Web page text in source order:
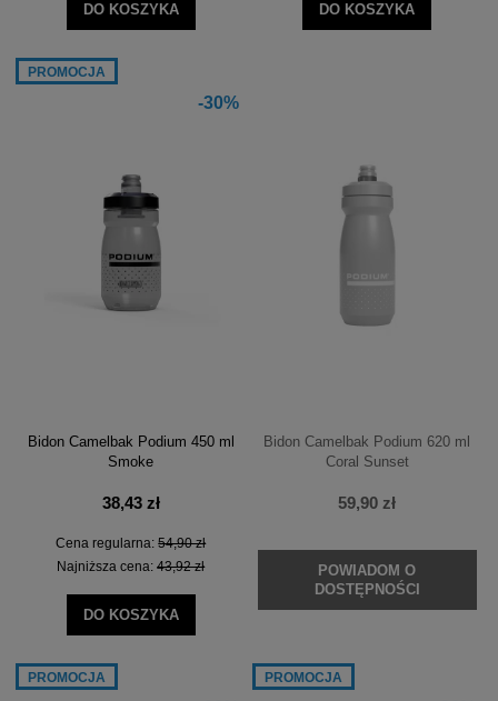
DO KOSZYKA DO KOSZYKA
-30%
Bidon Camelbak Podium 450 ml
Smoke
38,43 zł
Cena regularna:54,90 zł
Najniższa cena:43,92 zł
DO KOSZYKA
PROMOCJA
Bidon Camelbak Podium 620 ml
Coral Sunset
59,90 zł
POWIADOM O
DOSTĘPNOŚCI
PROMOCJA PROMOCJA